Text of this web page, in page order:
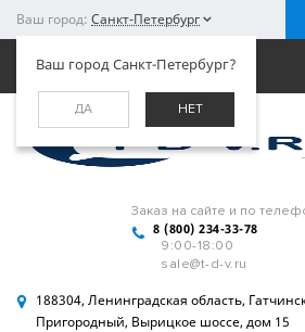
Ваш город: Санкт-Петербург
Ваш город Санкт-Петербург?
ДА НЕТ
Заказ на сайте и по
8 (800) 234-33-78
9:00-18:00
sale@t-d-v.ru
188304, Ленинградская область,
Пригородный, Вырицкое шоссе, дом 15
Меню